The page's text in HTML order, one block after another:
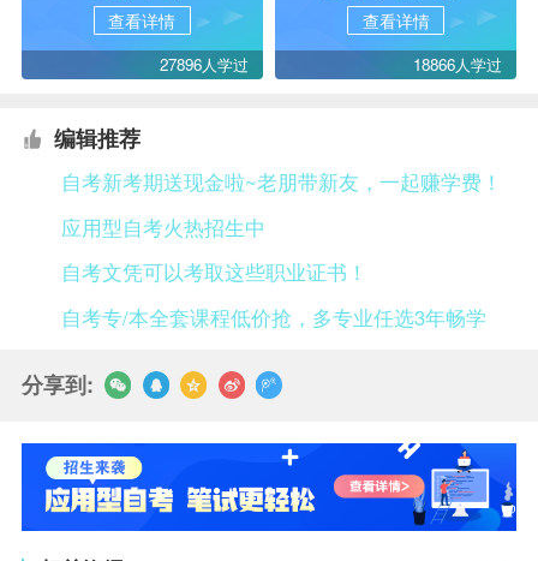
查看详情
27896人学过
查看详情
18866人学过
编辑推荐
自考新考期送现金啦~老朋带新友，一起赚学费！
应用型自考火热招生中
自考文凭可以考取这些职业证书！
自考专/本全套课程低价抢，多专业任选3年畅学
分享到: